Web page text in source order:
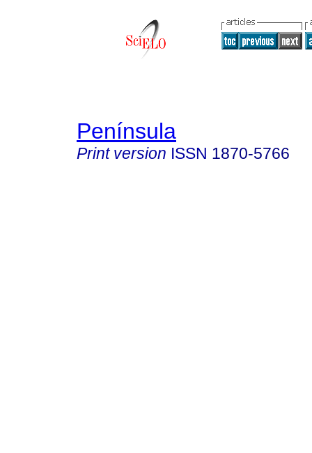
Península
Print version ISSN 1870-5766